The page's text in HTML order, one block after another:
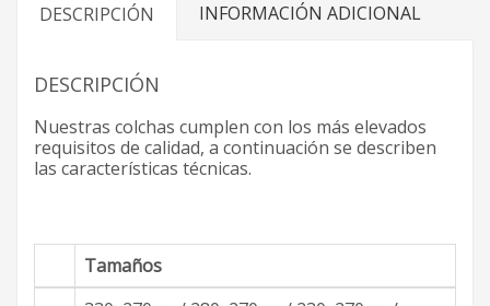
DESCRIPCIÓN INFORMACIÓN ADICIONAL
DESCRIPCIÓN
Nuestras colchas cumplen con los más elevados
requisitos de calidad, a continuación se describen
las características técnicas.
Tamaños